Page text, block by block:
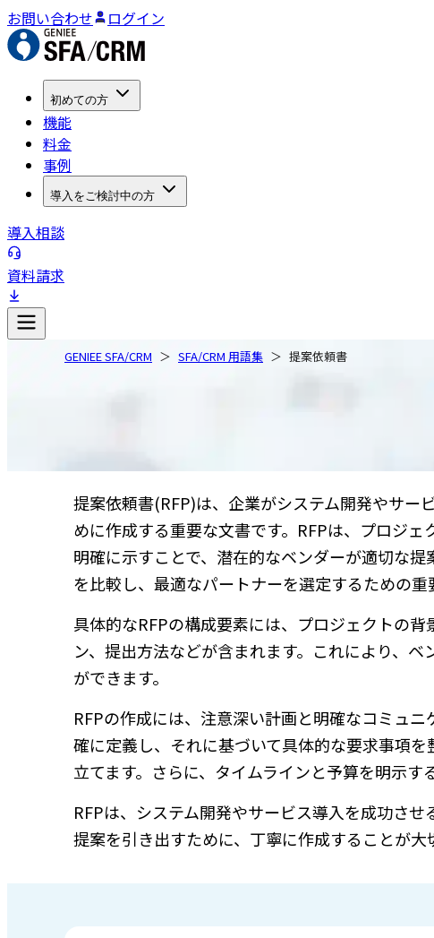
お問い合わせ ログイン
初めての方
機能
料金
事例
導入をご検討中の方
導入相談
資料請求
GENIEE SFA/CRM SFA/CRM 用語集 提案依頼書
提案依頼書(RFP)は、企業がシステム開発やサー
めに作成する重要な文書です。RFPは、プロジ
明確に示すことで、潜在的なベンダーが適切な
を比較し、最適なパートナーを選定するための重
具体的なRFPの構成要素には、プロジェクトの
ン、提出方法などが含まれます。これにより、
ができます。
RFPの作成には、注意深い計画と明確なコミュ
確に定義し、それに基づいて具体的な要求事項
立てます。さらに、タイムラインと予算を明示す
RFPは、システム開発やサービス導入を成功さ
提案を引き出すために、丁寧に作成することが大